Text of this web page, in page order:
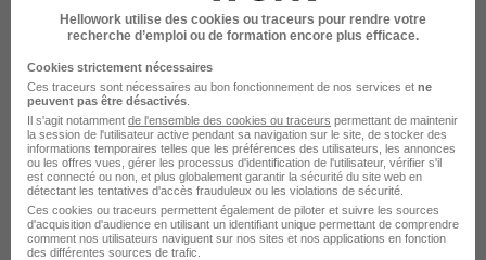
Enseignant de Piano 6 Heures -
Grand-Orly Seine Bièvre T12 H/F
Etablissements publics de coopération
intercommunale
Viry-Châtillon - 91 Fonctionnaire
Voir l’offre
il y a 4 jours
Hellowork utilise des cookies ou traceurs pour rendre votre
recherche d’emploi ou de formation encore plus efficace.
Cookies strictement nécessaires
Ces traceurs sont nécessaires au bon fonctionnement de nos services et ne
peuvent pas être désactivés
Il s'agit notamment de l'ensemble des cookies ou traceurs permettant de maintenir
la session de l'utilisateur active pendant sa navigation sur le site, de stocker des
informations temporaires telles que les préférences des utilisateurs, les annonces
ou les offres vues, gérer les processus d'identification de l'utilisateur, vérifier s'il
est connecté ou non, et plus globalement garantir la sécurité du site web en
détectant les tentatives d'accès frauduleux ou les violations de sécurité.
Ces cookies ou traceurs permettent également de piloter et suivre les sources
d'acquisition d'audience en utilisant un identifiant unique permettant de comprendre
comment nos utilisateurs naviguent sur nos sites et nos applications en fonction
des différentes sources de trafic.